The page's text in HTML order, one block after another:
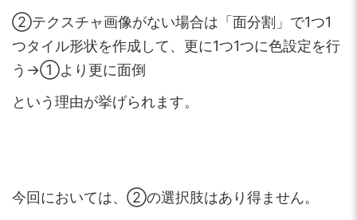
②テクスチャ画像がない場合は「面分割」で1つ1
つタイル形状を作成して、更に1つ1つに色設定を行
う→①より更に面倒
という理由が挙げられます。
今回においては、②の選択肢はあり得ません。